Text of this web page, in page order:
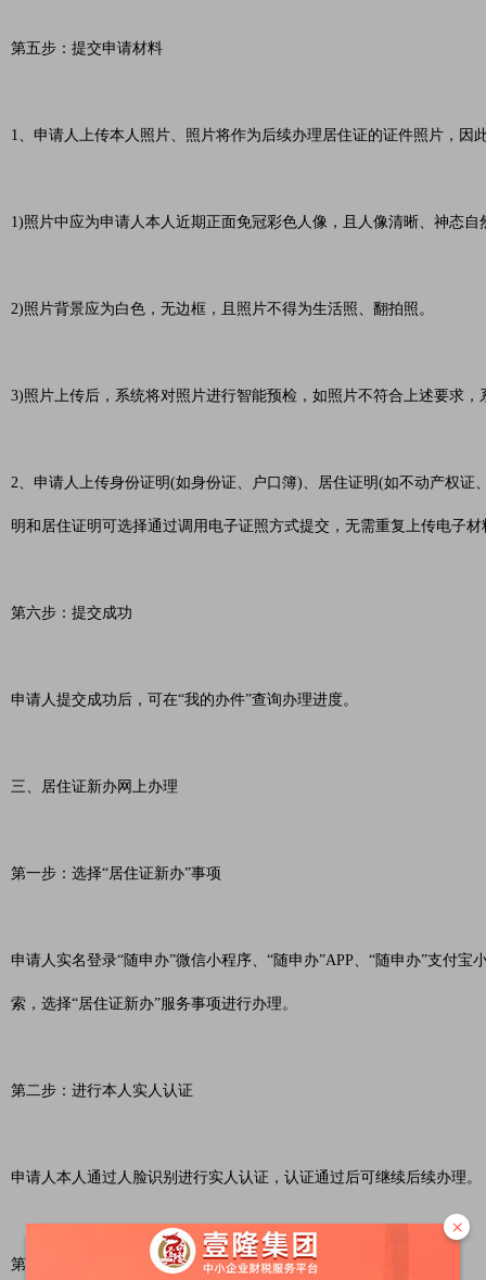
第五步：提交申请材料
1、申请人上传本人照片、照片将作为后续办理居住证的证件照片，因
1)照片中应为申请人本人近期正面免冠彩色人像，且人像清晰、神态
2)照片背景应为白色，无边框，且照片不得为生活照、翻拍照。
3)照片上传后，系统将对照片进行智能预检，如照片不符合上述要求
2、申请人上传身份证明(如身份证、户口簿)、居住证明(如不动产权
明和居住证明可选择通过调用电子证照方式提交，无需重复上传电子材
第六步：提交成功
申请人提交成功后，可在“我的办件”查询办理进度。
三、居住证新办网上办理
第一步：选择“居住证新办”事项
申请人实名登录“随申办”微信小程序、“随申办”APP、“随申办”支付
索，选择“居住证新办”服务事项进行办理。
第二步：进行本人实人认证
申请人本人通过人脸识别进行实人认证，认证通过后可继续后续办理。
第三步：选择办理方式
×